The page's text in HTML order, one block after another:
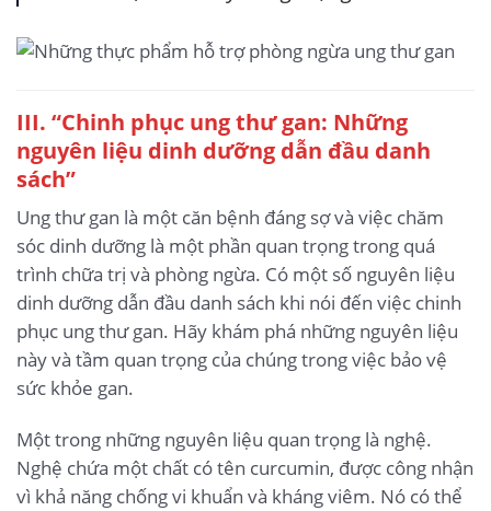
III. “Chinh phục ung thư gan: Những
nguyên liệu dinh dưỡng dẫn đầu danh
sách”
Ung thư gan là một căn bệnh đáng sợ và việc chăm
sóc dinh dưỡng là một phần quan trọng trong quá
trình chữa trị và phòng ngừa. Có một số nguyên liệu
dinh dưỡng dẫn đầu danh sách khi nói đến việc chinh
phục ung thư gan. Hãy khám phá những nguyên liệu
này và tầm quan trọng của chúng trong việc bảo vệ
sức khỏe gan.
Một trong những nguyên liệu quan trọng là nghệ.
Nghệ chứa một chất có tên curcumin, được công nhận
vì khả năng chống vi khuẩn và kháng viêm. Nó có thể